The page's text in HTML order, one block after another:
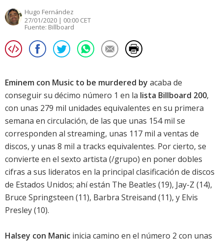
Hugo Fernández
27/01/2020 | 00:00 CET
Fuente: Billboard
Eminem con Music to be murdered by acaba de
conseguir su décimo número 1 en la lista Billboard 200,
con unas 279 mil unidades equivalentes en su primera
semana en circulación, de las que unas 154 mil se
corresponden al streaming, unas 117 mil a ventas de
discos, y unas 8 mil a tracks equivalentes. Por cierto, se
convierte en el sexto artista (/grupo) en poner dobles
cifras a sus lideratos en la principal clasificación de discos
de Estados Unidos; ahí están The Beatles (19), Jay-Z (14),
Bruce Springsteen (11), Barbra Streisand (11), y Elvis
Presley (10).
Halsey con Manic inicia camino en el número 2 con unas